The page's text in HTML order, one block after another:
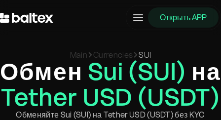
Открыть APP
Main Currencies SUI
Обмен Sui (SUI) на
Tether USD (USDT)
Обменяйте Sui (SUI) на Tether USD (USDT) без KYC